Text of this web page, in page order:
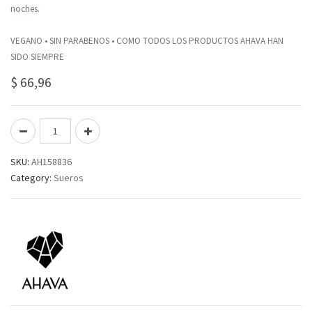
noches.
VEGANO • SIN PARABENOS • COMO TODOS LOS PRODUCTOS AHAVA HAN
SIDO SIEMPRE
$ 66,96
SKU: AH158836
Category: Sueros